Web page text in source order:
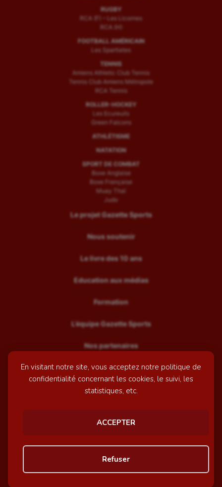
En visitant notre site, vous acceptez notre politique de
confidentialité concernant les cookies, le suivi, les
statistiques, etc.
ACCEPTER
Refuser
RUGBY
RCA (F) – Les Licornes
RCA (H)
FOOTBALL AMÉRICAIN
Les Spartiates
TENNIS
Amiens Athletic Club Tennis
Tennis Club Amiens Métropole
RCA Tennis
ROLLER-HOCKEY
Les Ecureuils
Green Falcons
ATHLÉTISME
NATATION
SPORT DE COMBAT
Boxe Anglaise
Boxe Française
Muay Thaï
Judo
Le projet Gazette Sports
Nous soutenir
Le livre des 10 ans
Education aux médias
Formation
L’équipe Gazette Sports
Nos partenaires
Recrutement
Mentions légales
© GazetteSports - 2026 | Site internet réalisé par
Awelty